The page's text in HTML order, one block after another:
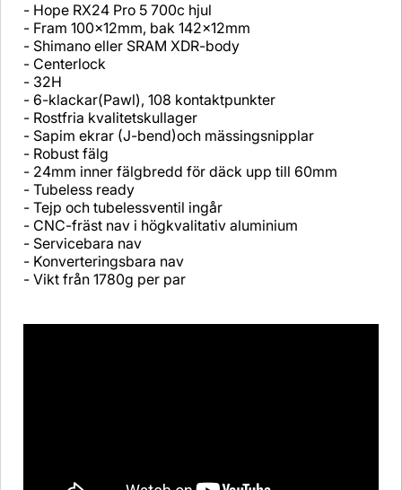
- Hope RX24 Pro 5 700c hjul
- Fram 100x12mm, bak 142x12mm
- Shimano eller SRAM XDR-body
- Centerlock
- 32H
- 6-klackar(Pawl), 108 kontaktpunkter
- Rostfria kvalitetskullager
- Sapim ekrar (J-bend)och mässingsnipplar
- Robust fälg
- 24mm inner fälgbredd för däck upp till 60mm
- Tubeless ready
- Tejp och tubelessventil ingår
- CNC-fräst nav i högkvalitativ aluminium
- Servicebara nav
- Konverteringsbara nav
- Vikt från 1780g per par